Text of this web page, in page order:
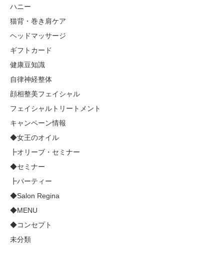
ハニー
猫背・巻き肩ケア
ヘッドマッサージ
ギフトカード
健康豆知識
自律神経整体
顔相整美フェイシャル
フェイシャルトリートメント
キャンペーン情報
◆女王のオイル
┣オリーブ・セミナー
◆セミナー
┣パーティー
◆Salon Regina
◆MENU
◆コンセプト
未分類